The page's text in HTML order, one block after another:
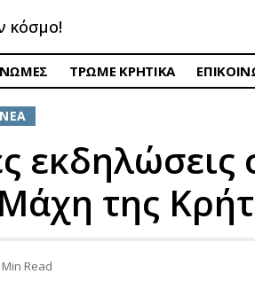
ΤΡΩΜΕ ΚΡΗΤΙΚΑ
εκδηλώσεις
της
Min Read